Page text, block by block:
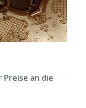
Preise an die